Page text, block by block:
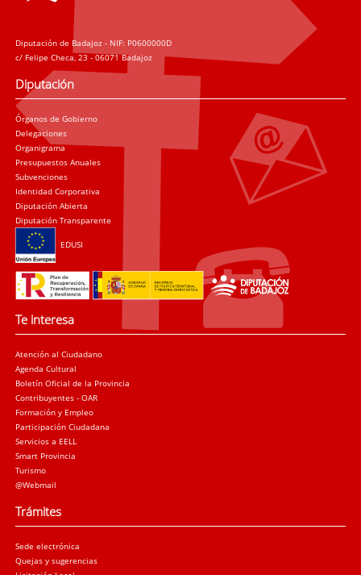
Diputación de Badajoz - NIF: P0600000D
c/ Felipe Checa, 23 - 06071 Badajoz
Diputación
Órganos de Gobierno
Delegaciones
Organigrama
Presupuestos Anuales
Subvenciones
Identidad Corporativa
Diputación Abierta
Diputación Transparente
EDUSI
Te interesa
Atención al Ciudadano
Agenda Cultural
Boletín Oficial de la Provincia
Contribuyentes - OAR
Formación y Empleo
Participación Ciudadana
Servicios a EELL
Smart Provincia
Turismo
@Webmail
Trámites
Sede electrónica
Quejas y sugerencias